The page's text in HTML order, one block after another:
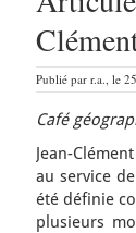
Publié par r.a., le
Café
Jean-
au service
été définie
plusieurs